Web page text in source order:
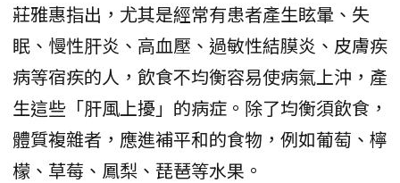
莊雅惠指出，尤其是經常有患者產生眩暈、失
眠、慢性肝炎、高血壓、過敏性結膜炎、皮膚疾
病等宿疾的人，飲食不均衡容易使病氣上沖，產
生這些「肝風上擾」的病症。除了均衡須飲食，
體質複雜者，應進補平和的食物，例如葡萄、檸
檬、草莓、鳳梨、琵琶等水果。